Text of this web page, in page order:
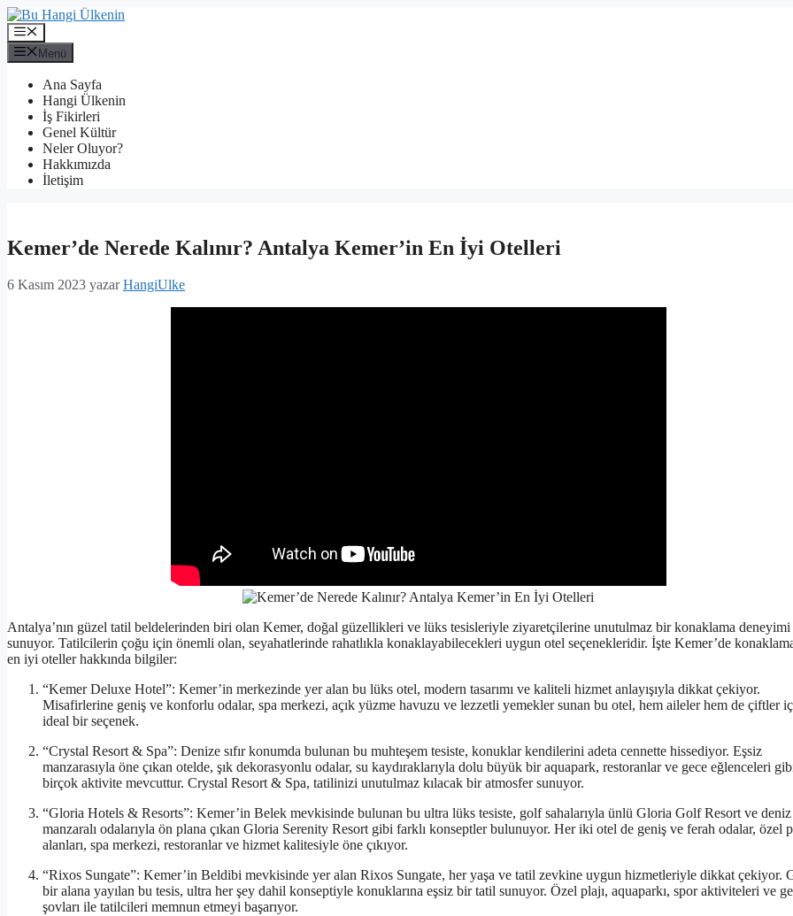
İçeriğe
atla
Menü
Menü
Ana Sayfa
Hangi Ülkenin
İş Fikirleri
Genel Kültür
Neler Oluyor?
Hakkımızda
İletişim
Kemer’de Nerede Kalınır? Antalya Kemer’in En İyi Otelleri
6 Kasım 2023 yazarHangiUlke
Antalya’nın güzel tatil beldelerinden biri olan Kemer, doğal güzellikleri ve lüks tesisleriyle ziyaretçilerine unutulmaz bir konaklama deneyimi
sunuyor. Tatilcilerin çoğu için önemli olan, seyahatlerinde rahatlıkla konaklayabilecekleri uygun otel seçenekleridir. İşte Kemer’de
en iyi oteller hakkında bilgiler:
“Kemer Deluxe Hotel”: Kemer’in merkezinde yer alan bu lüks otel, modern tasarımı ve kaliteli hizmet anlayışıyla dikkat çekiyor.
Misafirlerine geniş ve konforlu odalar, spa merkezi, açık yüzme havuzu ve lezzetli yemekler sunan bu otel, hem aileler hem de çiftler
ideal bir seçenek.
“Crystal Resort & Spa”: Denize sıfır konumda bulunan bu muhteşem tesiste, konuklar kendilerini adeta cennette hissediyor. Eşsiz
manzarasıyla öne çıkan otelde, şık dekorasyonlu odalar, su kaydıraklarıyla dolu büyük bir aquapark, restoranlar ve gece eğlenceleri
birçok aktivite mevcuttur. Crystal Resort & Spa, tatilinizi unutulmaz kılacak bir atmosfer sunuyor.
“Gloria Hotels & Resorts”: Kemer’in Belek mevkisinde bulunan bu ultra lüks tesiste, golf sahalarıyla ünlü Gloria Golf Resort ve deniz
manzaralı odalarıyla ön plana çıkan Gloria Serenity Resort gibi farklı konseptler bulunuyor. Her iki otel de geniş ve ferah odalar, özel
alanları, spa merkezi, restoranlar ve hizmet kalitesiyle öne çıkıyor.
“Rixos Sungate”: Kemer’in Beldibi mevkisinde yer alan Rixos Sungate, her yaşa ve tatil zevkine uygun hizmetleriyle dikkat çekiyor.
bir alana yayılan bu tesis, ultra her şey dahil konseptiyle konuklarına eşsiz bir tatil sunuyor. Özel plajı, aquaparkı, spor aktiviteleri ve
şovları ile tatilcileri memnun etmeyi başarıyor.